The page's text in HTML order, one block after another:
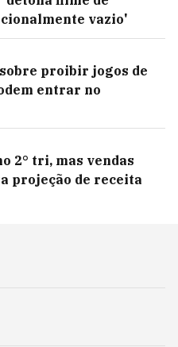
vazio'
proibir jogos de
entrar no
2° tri, mas vendas
projeção de receita